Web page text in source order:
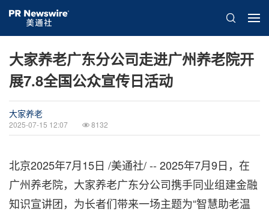
大家养老广东分公司走进广州养老院开
展7.8全国公众宣传日活动
大家养老
2025-07-15 12:07 8132
北京2025年7月15日 /美通社/ -- 2025年7月9日，在
广州养老院，大家养老广东分公司携手同业组建金融
知识宣讲团，为长者们带来一场主题为“智慧助老温